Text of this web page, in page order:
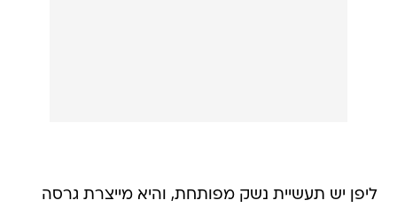
ליפן יש תעשיית נשק מפותחת, והיא מייצרת גרסה